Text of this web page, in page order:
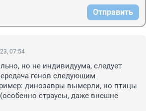
Отправить
07:54
но не индивидуума, следует
генов следующим
динозавры вымерли, но птицы
страусы, даже внешне